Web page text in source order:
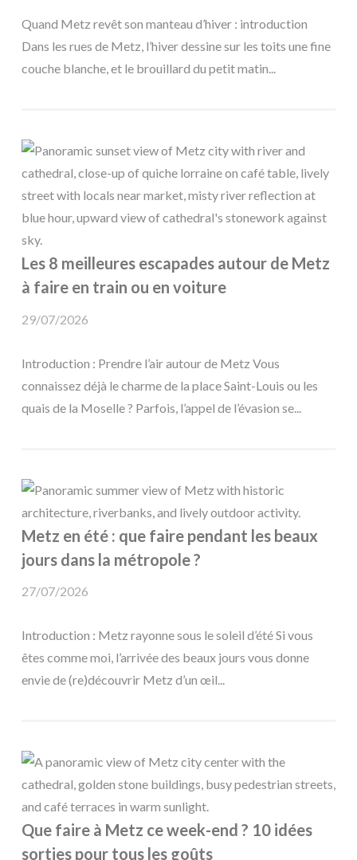
Quand Metz revêt son manteau d’hiver : introduction
Dans les rues de Metz, l’hiver dessine sur les toits une fine
couche blanche, et le brouillard du petit matin...
Les 8 meilleures escapades autour de Metz
à faire en train ou en voiture
29/07/2026
Introduction : Prendre l’air autour de Metz Vous
connaissez déjà le charme de la place Saint-Louis ou les
quais de la Moselle ? Parfois, l’appel de l’évasion se...
Metz en été : que faire pendant les beaux
jours dans la métropole ?
27/07/2026
Introduction : Metz rayonne sous le soleil d’été Si vous
êtes comme moi, l’arrivée des beaux jours vous donne
envie de (re)découvrir Metz d’un œil...
Que faire à Metz ce week-end ? 10 idées
sorties pour tous les goûts